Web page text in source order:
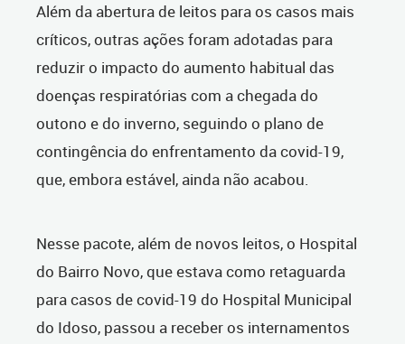
Além da abertura de leitos para os casos mais
críticos, outras ações foram adotadas para
reduzir o impacto do aumento habitual das
doenças respiratórias com a chegada do
outono e do inverno, seguindo o plano de
contingência do enfrentamento da covid-19,
que, embora estável, ainda não acabou.
Nesse pacote, além de novos leitos, o Hospital
do Bairro Novo, que estava como retaguarda
para casos de covid-19 do Hospital Municipal
do Idoso, passou a receber os internamentos